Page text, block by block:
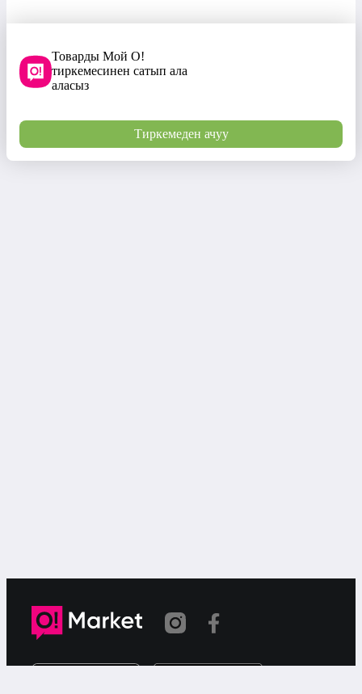
Товарды Мой О!
тиркемесинен сатып ала
аласыз
Тиркемеден ачуу